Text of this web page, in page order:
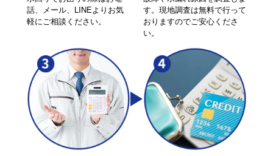
話、メール、LINEよりお気
軽にご相談ください。
す。現地調査は無料で行って
おりますのでご安心くださ
い。